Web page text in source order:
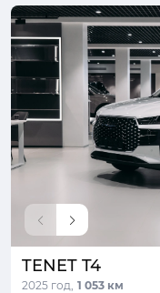
TENET T4
2025 год, 1 053 км